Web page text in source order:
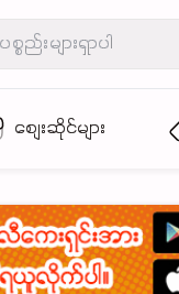
စျေးဆိုင်များ